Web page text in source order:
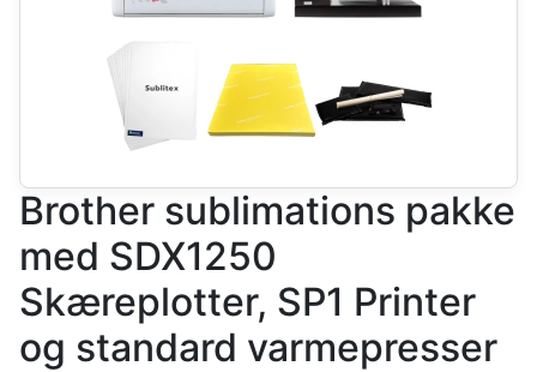
Brother sublimations pakke
med SDX1250
Skæreplotter, SP1 Printer
og standard varmepresser